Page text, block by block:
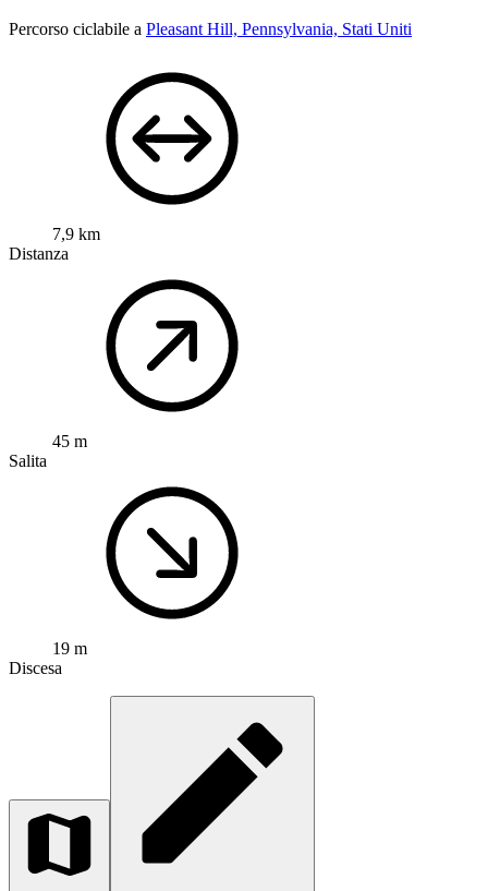
Percorso ciclabile a Pleasant Hill, Pennsylvania, Stati Uniti
7,9 km
Distanza
45 m
Salita
19 m
Discesa